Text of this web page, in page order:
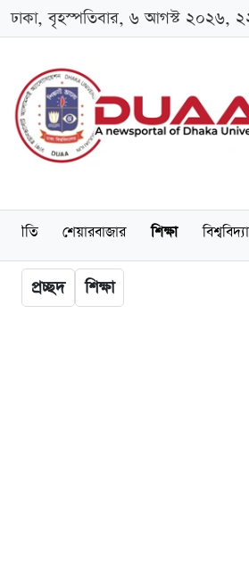
ঢাকা, বৃহস্পতিবার, ৬ আগস্ট ২০২৬,
শেয়ারবাজার শিক্ষা
প্রচ্ছদ শিক্ষা